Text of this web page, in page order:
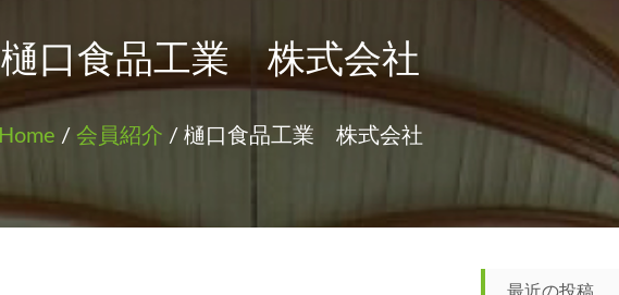
樋口食品工業 株式会社
Home / 会員紹介 / 樋口食品工業 株式会社